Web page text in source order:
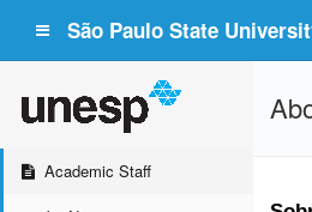
São Paulo State
Academic Staff